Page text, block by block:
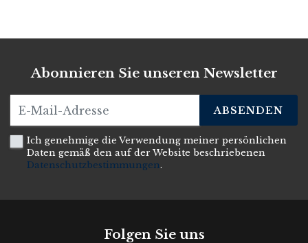
Folgen Sie uns
Abonnieren Sie unseren Newsletter
ABSENDEN
Ich genehmige die Verwendung meiner persönlichen
Daten gemäß den auf der Website beschriebenen
Datenschutzbestimmungen.